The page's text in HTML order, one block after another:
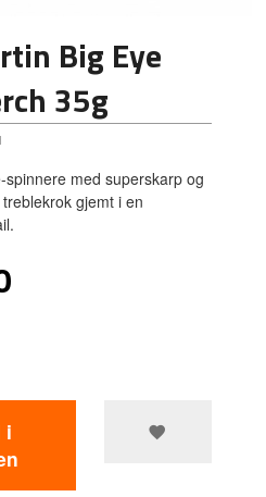
Big Eye
35g
spinnere med superskarp og
gjemt i en
i